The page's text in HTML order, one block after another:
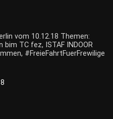
vom 10.12.18 Themen:
TC fez, ISTAF INDOOR
#FreieFahrtFuerFrewilige